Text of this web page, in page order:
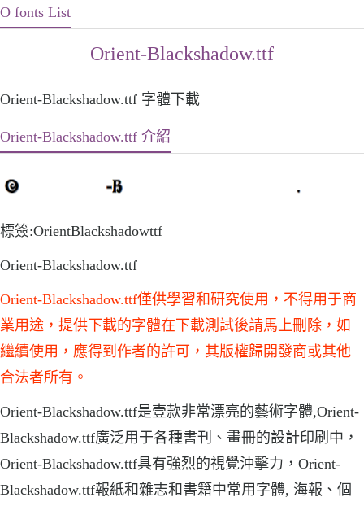
O fonts List
Orient-Blackshadow.ttf
Orient-Blackshadow.ttf 字體下載
Orient-Blackshadow.ttf 介紹
標簽:OrientBlackshadowttf
Orient-Blackshadow.ttf
Orient-Blackshadow.ttf僅供學習和研究使用，不得用于商
業用途，提供下載的字體在下載測試後請馬上刪除，如
繼續使用，應得到作者的許可，其版權歸開發商或其他
合法者所有。
Orient-Blackshadow.ttf是壹款非常漂亮的藝術字體,Orient-
Blackshadow.ttf廣泛用于各種書刊、畫冊的設計印刷中，
Orient-Blackshadow.ttf具有強烈的視覺沖擊力，Orient-
Blackshadow.ttf報紙和雜志和書籍中常用字體, 海報、個